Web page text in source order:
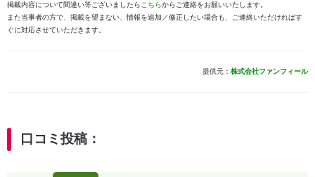
掲載内容について間違い等ございましたら こちらからご連絡をお願いいたします。
また当事者の方で、掲載を望まない、情報を追加／修正したい場合も、ご連絡いただければす
ぐに対応させていただきます。
提供元： 株式会社ファンフィール
口コミ投稿：